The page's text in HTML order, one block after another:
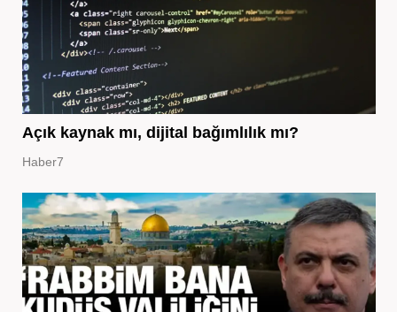
Açık kaynak mı, dijital bağımlılık mı?
Haber7